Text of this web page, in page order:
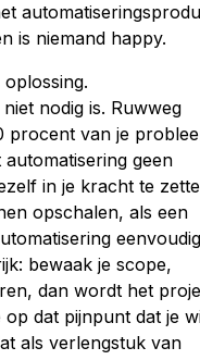
is niemand happy.
nodig is. Ruwweg
procent van je
geen
in je kracht te
opschalen, als een
bewaak je scope,
dan wordt het
dat pijnpunt dat je
als verlengstuk van